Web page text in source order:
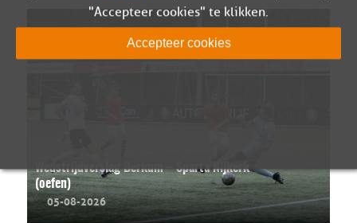
Wedstrijdverslag Berkum – Sparta Nijkerk
(oefen)
05-08-2026
"Accepteer cookies" te klikken.
Accepteer cookies